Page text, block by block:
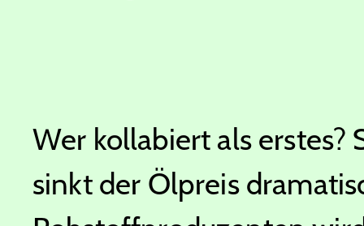
Wer kollabiert als erstes?
sinkt der Ölpreis